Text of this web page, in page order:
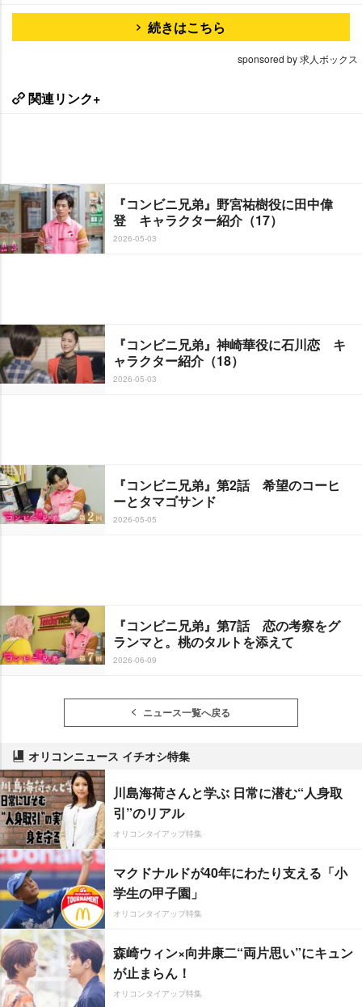
続きはこちら
sponsored by 求人ボックス
関連リンク+
『コンビニ兄弟』野宮祐樹役に田中偉
登 キャラクター紹介（17）
2026-05-03
『コンビニ兄弟』神崎華役に石川恋 キ
ャラクター紹介（18）
2026-05-03
『コンビニ兄弟』第2話 希望のコーヒ
ーとタマゴサンド
2026-05-05
『コンビニ兄弟』第7話 恋の考察をグ
ランマと。桃のタルトを添えて
2026-06-09
ニュース一覧へ戻る
オリコンニュース イチオシ特集
川島海荷さんと学ぶ 日常に潜む“人身取
引”のリアル
オリコンタイアップ特集
マクドナルドが40年にわたり支える「小
学生の甲子園」
オリコンタイアップ特集
森崎ウィン×向井康二“両片思い”にキュン
が止まらん！
オリコンタイアップ特集